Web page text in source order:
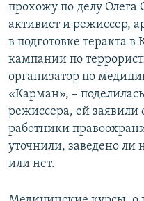
прохожу по делу
активист и режиссер,
в подготовке теракта в
кампании по
организатор по
«Карман», –
режиссера, ей заявили
работники
уточнили, заведено ли
или нет.